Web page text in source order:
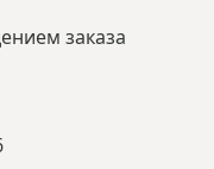
заказа